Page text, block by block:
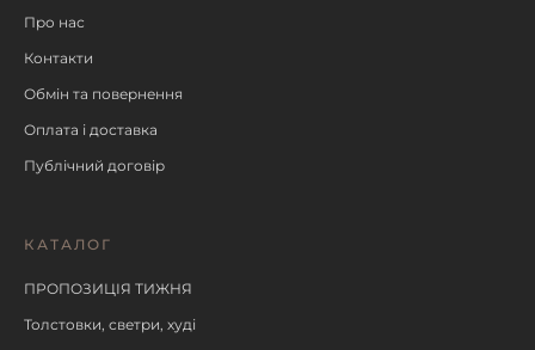
Про нас
Контакти
Обмін та повернення
Оплата і доставка
Публічний договір
КАТАЛОГ
ПРОПОЗИЦІЯ ТИЖНЯ
Толстовки, светри, худі